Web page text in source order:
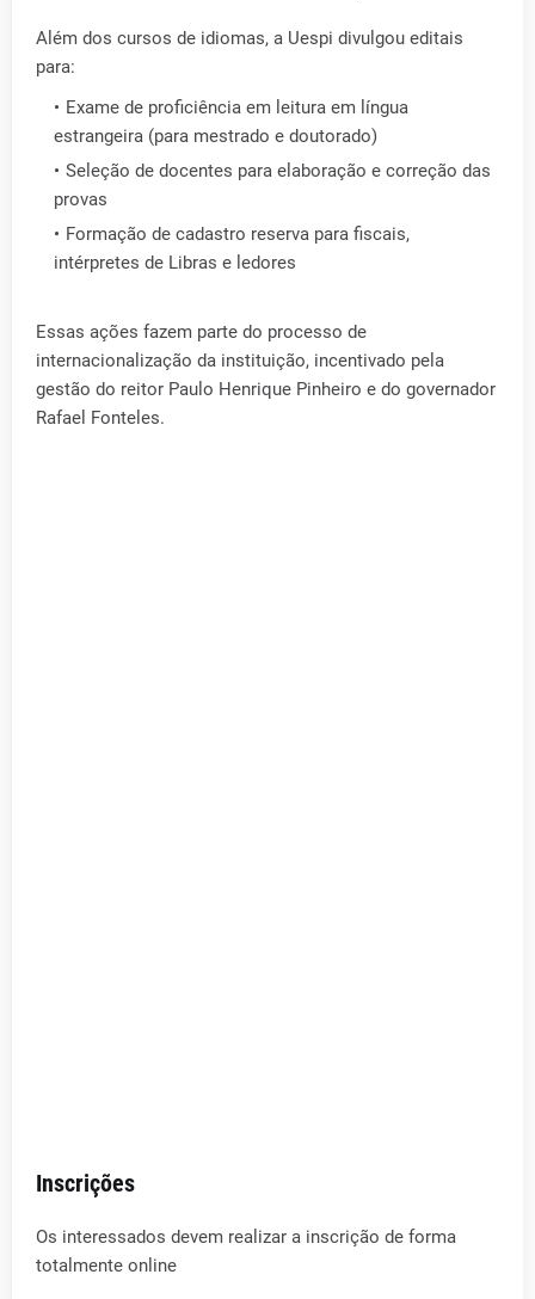
Além dos cursos de idiomas, a Uespi divulgou editais
para:
Exame de proficiência em leitura em língua
estrangeira (para mestrado e doutorado)
Seleção de docentes para elaboração e correção das
provas
Formação de cadastro reserva para fiscais,
intérpretes de Libras e ledores
Essas ações fazem parte do processo de
internacionalização da instituição, incentivado pela
gestão do reitor Paulo Henrique Pinheiro e do governador
Rafael Fonteles.
Inscrições
Os interessados devem realizar a inscrição de forma
totalmente online